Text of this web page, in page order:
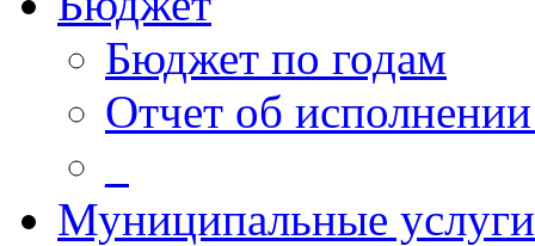
Бюджет по годам
Отчет об
Муниципальные услуги